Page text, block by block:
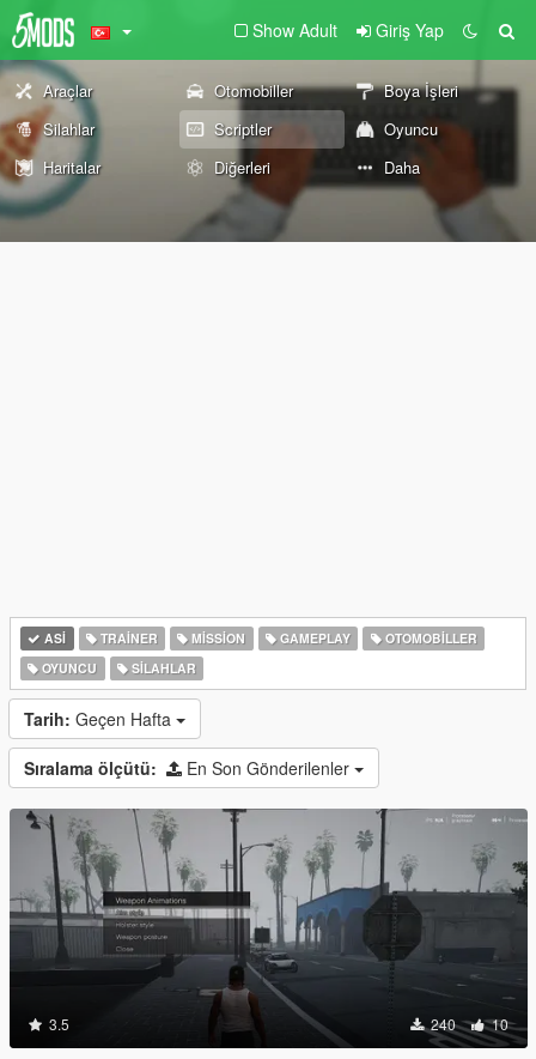
Show Adult Giriş Yap
Araçlar Otomobiller
Boya İşleri
Silahlar
Scriptler
Oyuncu
Haritalar
Diğerleri Daha
ASI TRAINER MISSION GAMEPLAY
OTOMOBILLER
OYUNCU
SILAHLAR
Tarih: Geçen Hafta
Sıralama ölçütü: En Son Gönderilenler
3.5 240 10